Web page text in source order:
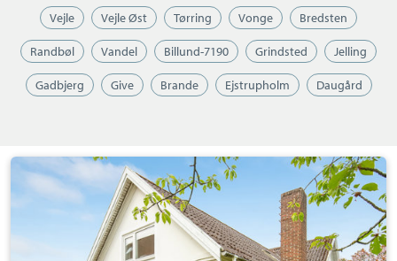
Vejle Vejle Øst Tørring Vonge Bredsten
Randbøl Vandel Billund-7190 Grindsted Jelling
Gadbjerg Give Brande Ejstrupholm Daugård
Ejerlejlighed:
7000